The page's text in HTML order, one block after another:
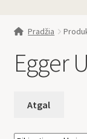
Apie mus
Profilis
Pradžia
Egger